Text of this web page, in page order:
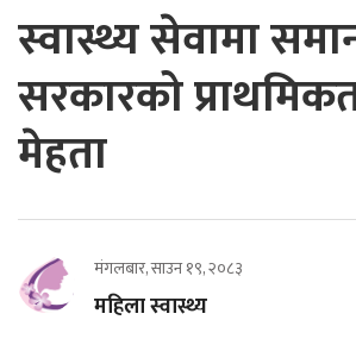
स्वास्थ्य सेवामा
सरकारको
मेहता
मंगलबार, साउन १९, २०८३
महिला स्वास्थ्य